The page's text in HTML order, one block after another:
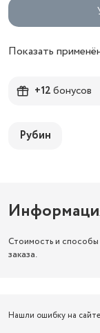
Показать
+12бонусов
Рубин
Стоимость и
заказа.
Нашли ошибку на